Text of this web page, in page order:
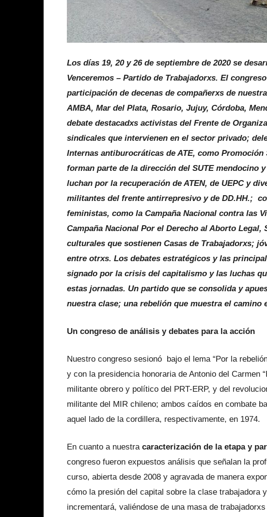
Los días 19, 20 y 26 de septiembre de 2020 se
Venceremos – Partido de Trabajadorxs. El
participación de decenas de compañerxs de
AMBA, Mar del Plata, Rosario, Jujuy, Córdoba,
debate destacadxs activistas del Frente de
sindicales que intervienen en el sector privado;
Internas antiburocráticas de ATE, como
forman parte de la dirección del SUTE mendocino
luchan por la recuperación de ATEN, de UEPC y
militantes del frente antirrepresivo y de DD.HH.;
feministas, como la Campaña Nacional contra las
Campaña Nacional Por el Derecho al Aborto
culturales que sostienen Casas de Trabajadorxs;
entre otrxs. Los debates estratégicos y las
signado por la crisis del capitalismo y las luchas
estas jornadas. Un partido que se consolida y
nuestra clase; una rebelión que muestra el camino
Un congreso de análisis y debates para la acción
Nuestro congreso sesionó bajo el lema “Por la
y con la presidencia honoraria de Antonio del Carmen
militante obrero y político del PRT-ERP, y del
militante del MIR chileno; ambos caídos en combate
aquel lado de la cordillera, respectivamente, en 1974.
En cuanto a nuestra caracterización de la etapa y
congreso fueron expuestos análisis que señalan la
curso, abierta desde 2008 y agravada de manera
cómo la presión del capital sobre la clase trabajadora
incrementará, valiéndose de una masa de